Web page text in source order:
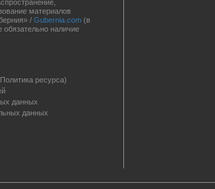
материалов
/ Gubernia.com (в
наличие
ресурса)
данных
данных